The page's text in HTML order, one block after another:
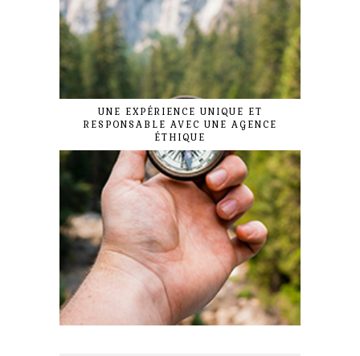
UNE EXPÉRIENCE UNIQUE ET
RESPONSABLE AVEC UNE AGENCE
ÉTHIQUE